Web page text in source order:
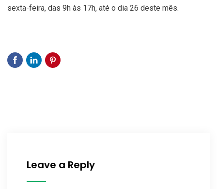
sexta-feira, das 9h às 17h, até o dia 26 deste mês.
Leave a Reply